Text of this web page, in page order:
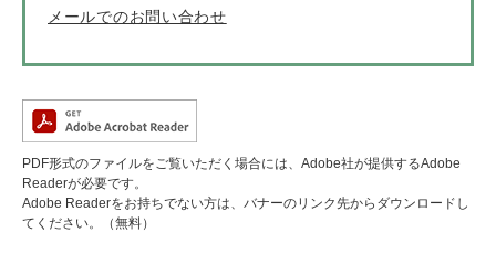
メールでのお問い合わせ
PDF形式のファイルをご覧いただく場合には、Adobe社が提供するAdobe
Readerが必要です。
Adobe Readerをお持ちでない方は、バナーのリンク先からダウンロードし
てください。（無料）